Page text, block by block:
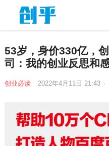
53岁，身价330亿，
司：我的创业反思和
创业必读 2022年4月11日 21:43 ·